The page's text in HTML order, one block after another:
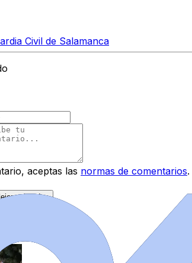
Civil de Salamanca
aceptas las normas de comentarios.
valorados